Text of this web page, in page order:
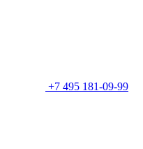
+7 495 181-09-99